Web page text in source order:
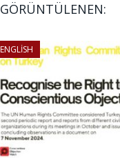
GÖRÜNTÜLENEN:
ENGLISH